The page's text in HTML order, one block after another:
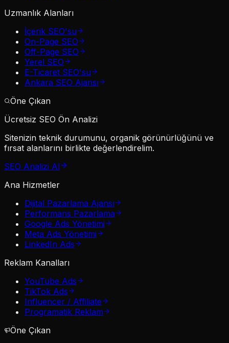
Uzmanlık Alanları
İçerik SEO'su
On-Page SEO
Off-Page SEO
Yerel SEO
E-Ticaret SEO'su
Ankara SEO Ajansı
Öne Çıkan
Ücretsiz SEO Ön Analizi
Sitenizin teknik durumunu, organik görünürlüğünü ve
fırsat alanlarını birlikte değerlendirelim.
SEO Analizi Al
Ana Hizmetler
Dijital Pazarlama Ajansı
Performans Pazarlama
Google Ads Yönetimi
Meta Ads Yönetimi
LinkedIn Ads
Reklam Kanalları
YouTube Ads
TikTok Ads
Influencer / Affiliate
Programatik Reklam
Öne Çıkan